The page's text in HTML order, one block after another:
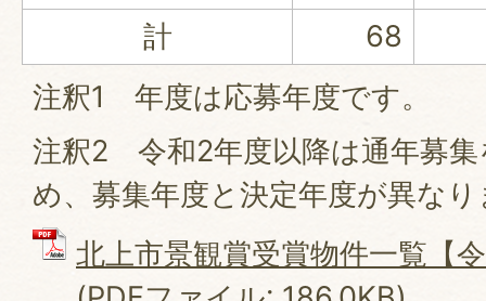
計
68
注釈1 年度は応募年度です。
注釈2 令和2年度以降は通年募
め、募集年度と決定年度が異な
北上市景観賞受賞物件一覧【